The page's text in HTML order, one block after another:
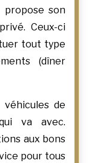
propose son
Ceux-ci
tout type
(dîner
de
va avec.
aux bons
pour tous